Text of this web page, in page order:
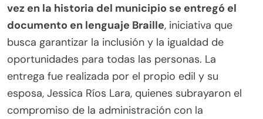
vez en la historia del municipio se entregó el
documento en lenguaje Braille, iniciativa que
busca garantizar la inclusión y la igualdad de
oportunidades para todas las personas. La
entrega fue realizada por el propio edil y su
esposa, Jessica Ríos Lara, quienes subrayaron el
compromiso de la administración con la